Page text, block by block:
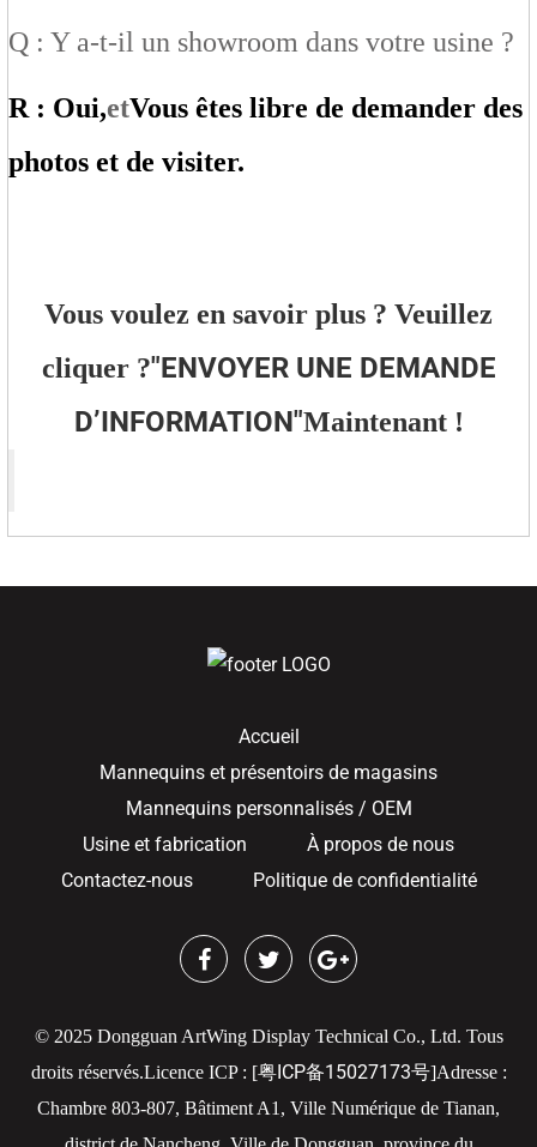
Q : Y a-t-il un showroom dans votre usine ?
R : Oui,etVous êtes libre de demander des
photos et de visiter.
Vous voulez en savoir plus ? Veuillez
cliquer ?"ENVOYER UNE DEMANDE
D’INFORMATION"Maintenant !
Accueil
Mannequins et présentoirs de magasins
Mannequins personnalisés / OEM
Usine et fabrication
À propos de nous
Contactez-nous
Politique de confidentialité
© 2025 Dongguan ArtWing Display Technical Co., Ltd. Tous
droits réservés.Licence ICP : [粤ICP备15027173号]Adresse :
Chambre 803-807, Bâtiment A1, Ville Numérique de Tianan,